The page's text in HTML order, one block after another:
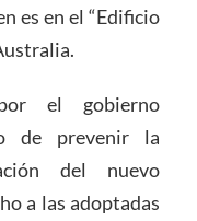
es en el “Edificio
el gobierno
de prevenir la
del nuevo
a las adoptadas